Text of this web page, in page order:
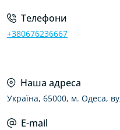
Телефони
+380676236667
Наша адреса
Україна, 65000, м. Одеса,
E-mail